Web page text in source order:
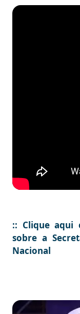
:: Clique aqui
sobre a
Nacional